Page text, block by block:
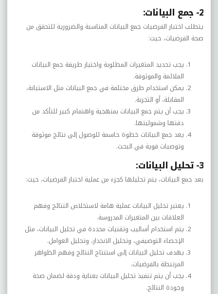
2- جمع البيانات:
يتطلب اختبار الفرضيات جمع البيانات المناسبة والضرورية للتحقق من
صحة الفرضيات، حيث:
يجب تحديد المتغيرات المطلوبة واختيار طريقة جمع البيانات
الملائمة والموثوقة.
يمكن استخدام طرق مختلفة في جمع البيانات مثل الاستبانة،
المقابلة، أو التجربة.
يجب أن يتم جمع البيانات بمنهجية واهتمام كبير للتأكد من
دقتها وشموليتها.
يعد جمع البيانات خطوة حاسمة للوصول إلى نتائج موثوقة
وتوصيات قوية في البحث.
3- تحليل البيانات:
بعد جمع البيانات، يتم تحليلها كجزء من عملية اختبار الفرضيات، حيث:
يعتبر تحليل البيانات عملية هامة لاستخلاص النتائج وفهم
العلاقات بين المتغيرات المدروسة.
يتم استخدام أساليب وتقنيات محددة في تحليل البيانات، مثل
الإحصاء التوصيفي، وتحليل الانحدار، وتحليل العوامل.
يهدف تحليل البيانات إلى استنتاج النتائج وفهم الظواهر
المرتبطة بالفرضيات.
يجب أن يتم تنفيذ تحليل البيانات بعناية ودقة لضمان صحة
وجودة النتائج.